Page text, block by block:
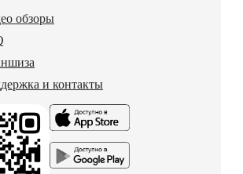
обзоры
и контакты